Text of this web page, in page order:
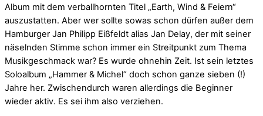
Album mit dem verballhornten Titel „Earth, Wind & Feiern“
auszustatten. Aber wer sollte sowas schon dürfen außer dem
Hamburger Jan Philipp Eißfeldt alias Jan Delay, der mit seiner
näselnden Stimme schon immer ein Streitpunkt zum Thema
Musikgeschmack war? Es wurde ohnehin Zeit. Ist sein letztes
Soloalbum „Hammer & Michel“ doch schon ganze sieben (!)
Jahre her. Zwischendurch waren allerdings die Beginner
wieder aktiv. Es sei ihm also verziehen.